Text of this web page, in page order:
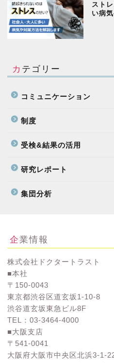
スト
い病
カテゴリー
コミュニケーション
制度
受検&結果の活用
研究レポート
集団分析
企業情報
株式会社ドクタートラスト
■本社
〒150-0043
東京都渋谷区道玄坂1-10-8
渋谷道玄坂東急ビル8F
TEL：03-3464-4000
■大阪支店
〒541-0041
大阪府大阪市中央区北浜3-1-